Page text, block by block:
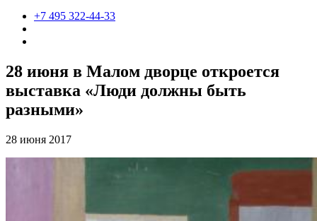
+7 495 322-44-33
28 июня в Малом дворце откроется
выставка «Люди должны быть
разными»
28 июня 2017